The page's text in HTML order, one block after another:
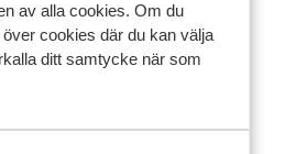
av alla cookies. Om du
cookies där du kan välja
ditt samtycke när som
om recensioner